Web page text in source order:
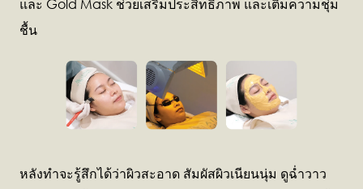
และ Gold Mask ช่วยเสริมประสิทธิภาพ และเติมความชุ่ม
ชื้น
หลังทำจะรู้สึกได้ว่าผิวสะอาด สัมผัสผิวเนียนนุ่ม ดูฉ่ำวาว